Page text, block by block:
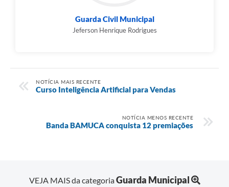
Guarda Civil Municipal
Jeferson Henrique Rodrigues
NOTÍCIA MAIS RECENTE
Curso Inteligência Artificial para Vendas
NOTÍCIA MENOS RECENTE
Banda BAMUCA conquista 12 premiações
VEJA MAIS da categoriaGuarda Municipal